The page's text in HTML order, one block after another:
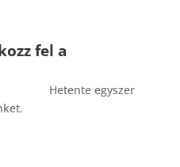
fel a
Hetente egyszer